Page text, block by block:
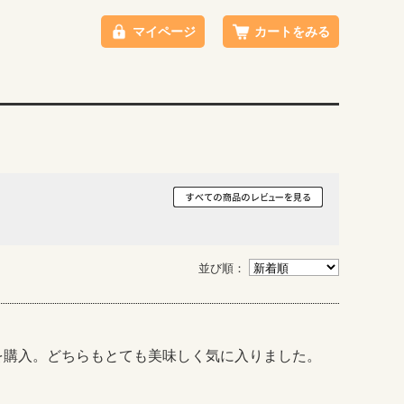
マイページ カートをみる
並び順：
。どちらもとても美味しく気に入りました。